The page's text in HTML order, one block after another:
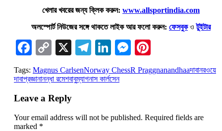
খেলার খবরের জন্য ক্লিক করুন: www.allsportindia.com
অলস্পোর্ট নিউজের সঙ্গে থাকতে লাইক আর ফলো করুন: ফেসবুকওটুইটার
Facebook
Copy
Link
X Telegram
LinkedIn
Messenger
Tags: Magnus CarlsenNorway ChessR Praggnanandhaaদাবানরওয়ে
দাবাপ্রজ্ঞানানন্ধা রমেশবাবুম্যাগনাস কার্লসেন
Leave a Reply
Your email address will not be published. Required fields are
marked *